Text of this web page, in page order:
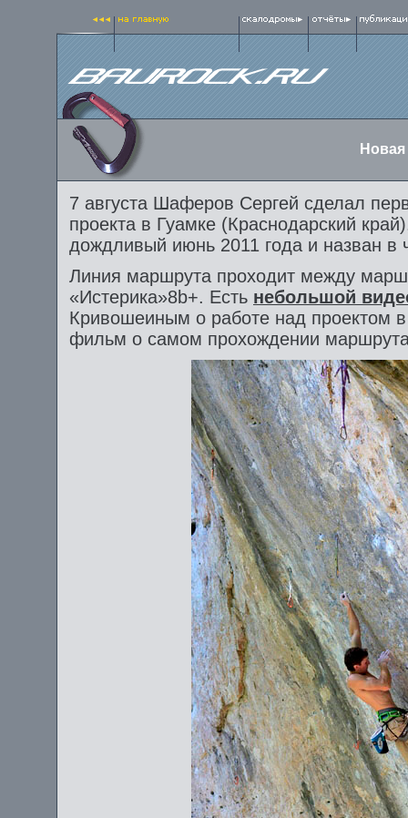
Новая
7 августа Шаферов Сергей сделал
проекта в Гуамке (Краснодарский
дождливый июнь 2011 года и назван в
Линия маршрута проходит между
«Истерика»8b+. Есть небольшой
Кривошеиным о работе над проектом в
фильм о самом прохождении